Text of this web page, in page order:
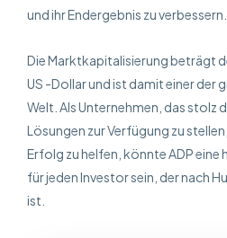
und ihr Endergebnis zu verbessern.
Die Marktkapitalisierung beträgt
US -Dollar und ist damit einer der
Welt. Als Unternehmen, das stolz
Lösungen zur Verfügung zu
Erfolg zu helfen, könnte ADP
für jeden Investor sein, der nach
ist.